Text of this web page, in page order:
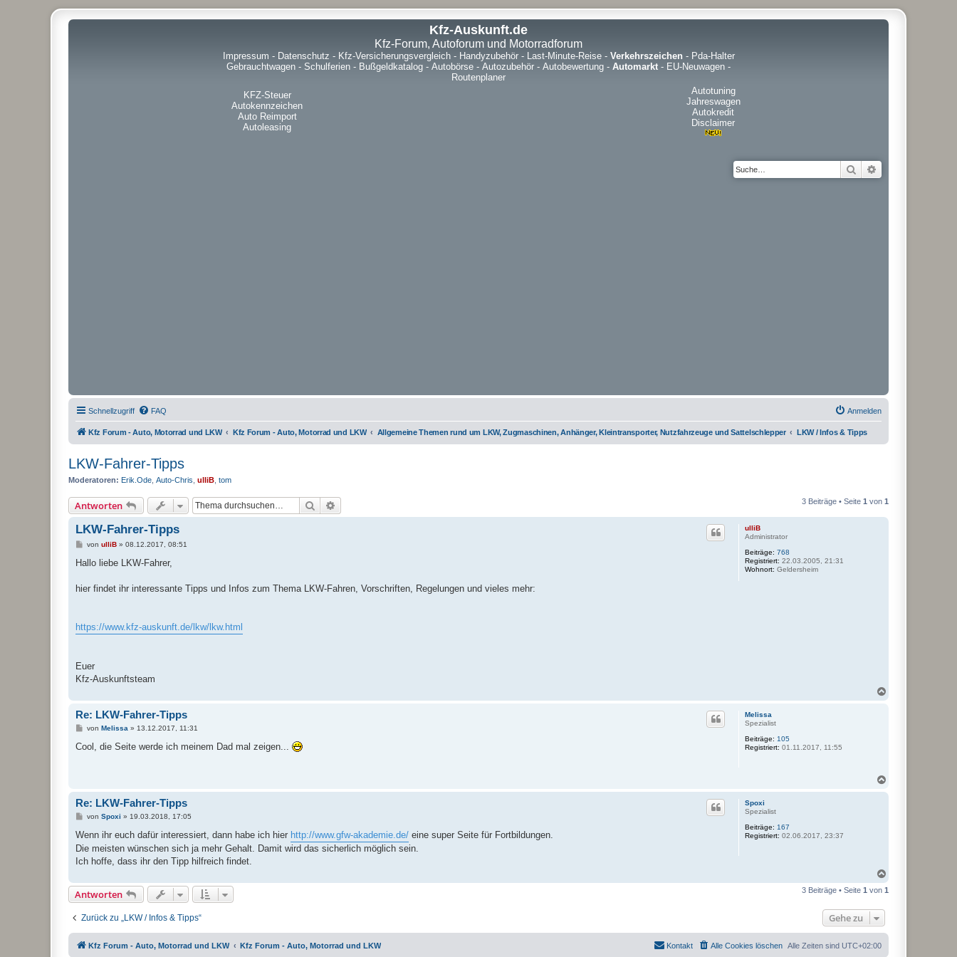
Kfz-Auskunft.de
Kfz-Forum, Autoforum und Motorradforum
Impressum - Datenschutz - Kfz-Versicherungsvergleich- Handyzubehör- Last-Minute-Reise- Verkehrszeichen- Pda-Halter
Gebrauchtwagen - Schulferien - Bußgeldkatalog - Autobörse - Autozubehör - Autobewertung - Automarkt - EU-Neuwagen -
Routenplaner
KFZ-Steuer
Autokennzeichen
Auto Reimport
Autoleasing
Autotuning
Jahreswagen
Autokredit
Disclaimer
Suche
Schnellzugriff FAQ Anmelden
Kfz Forum - Auto, Motorrad und LKW Kfz Forum - Auto, Motorrad und LKW Allgemeine Themen rund um LKW, Zugmaschinen, Anhänger, Kleintransporter, Nutzfahrzeuge und Sattelschlepper LKW / Infos & Tipps
LKW-Fahrer-Tipps
Moderatoren: Erik.Ode Auto-Chris ulliB tom
Antworten Suche 3 Beiträge • Seite 1 von 1
ulliB
Administrator
Beiträge: 768
Registriert: 22.03.2005, 21:31
Wohnort: Geldersheim
LKW-Fahrer-Tipps
B
i
a
von ulliB» 08.12.2017, 08:51
Hallo liebe LKW-Fahrer,
hier findet ihr interessante Tipps und Infos zum Thema LKW-Fahren, Vorschriften, Regelungen und vieles mehr:
https://www.kfz-auskunft.de/lkw/lkw.html
Euer
Kfz-Auskunftsteam
Melissa
Spezialist
Beiträge: 105
Registriert: 01.11.2017, 11:55
Re: LKW-Fahrer-Tipps
B
i
von Melissa » 13.12.2017, 11:31
Cool, die Seite werde ich meinem Dad mal zeigen...
Spoxi
Spezialist
Beiträge: 167
Registriert: 02.06.2017, 23:37
Re: LKW-Fahrer-Tipps
B
i
r
a
g
von Spoxi » 19.03.2018, 17:05
Wenn ihr euch dafür interessiert, dann habe ich hier http://www.gfw-akademie.de/ eine super Seite für Fortbildungen.
Die meisten wünschen sich ja mehr Gehalt. Damit wird das sicherlich möglich sein.
Ich hoffe, dass ihr den Tipp hilfreich findet.
c
Antworten 3 Beiträge • Seite 1 von 1
Zurück zu „LKW / Infos & Tipps“ Gehe zu
Kfz Forum - Auto, Motorrad und LKW Kfz Forum - Auto, Motorrad und LKW Alle Zeiten sind UTC+02:00
Alle Cookies löschen
Kontakt